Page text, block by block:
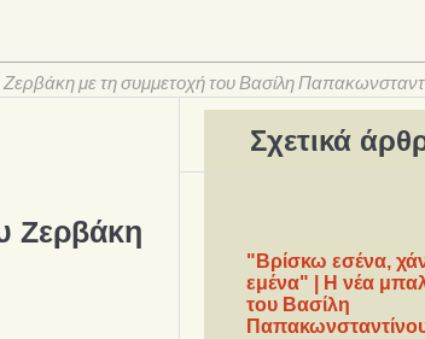
με τη συμμετοχή του Βασίλη
Ζερβάκη
Σχετικά
"Βρίσκω εσένα,
εμένα" | H νέα
του Βασίλη